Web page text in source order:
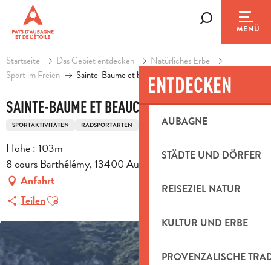
contenu
principal
MENÜ
ENTDECKEN
AUBAGNE
STÄDTE UND DÖRFER
REISEZIEL NATUR
KULTUR UND ERBE
PROVENZALISCHE
Startseite Das Gebiet entdecken
Natürliches Erbe
Sport im Freien
Sainte-Baume et beaucoup plus
SAINTE-BAUME ET BEAUCOUP PLUS
SPORTAKTIVITÄTEN RADSPORTARTEN FAHRRADTOURISMUS-REISEROUTE
Höhe : 103m
8 cours Barthélémy, 13400 Aubagne
Anfahrt
TeilenAjouter aux favoris